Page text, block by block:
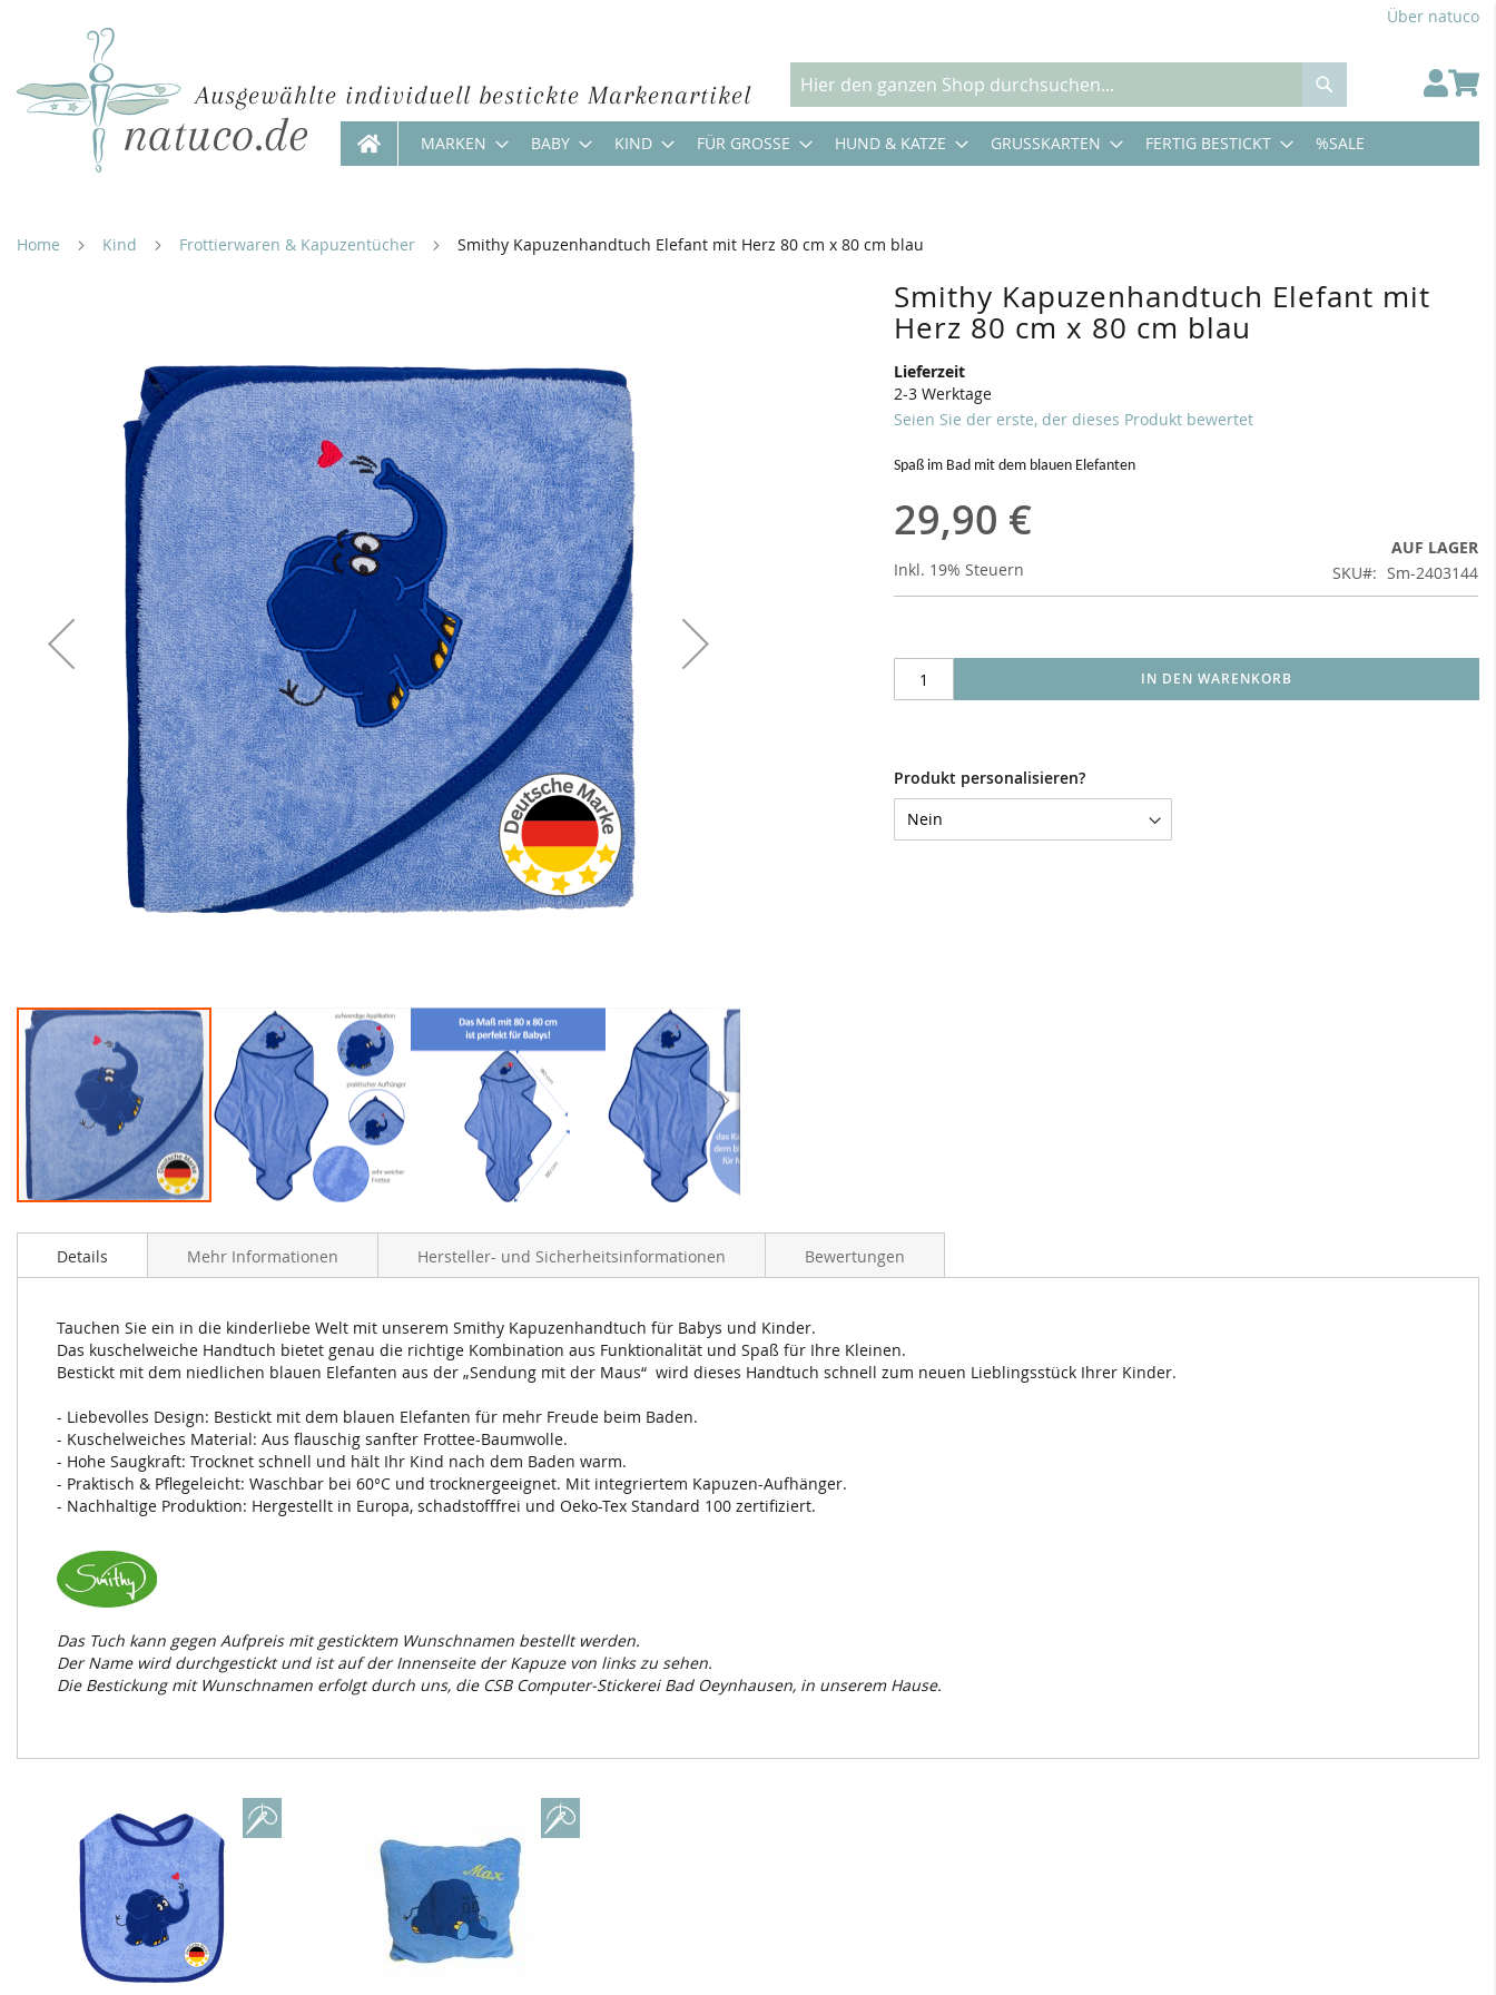
Über natuco
Ausgewählte individuell bestickte Markenartikel Suche
MARKEN BABY KIND FÜR GROSSE HUND & KATZE GRUSSKARTEN FERTIG BESTICKT %SALE
Inhalt
Home Kind Frottierwaren & Kapuzentücher Smithy Kapuzenhandtuch Elefant mit Herz 80 cm x 80 cm blau
Smithy Kapuzenhandtuch Elefant mit
Herz 80 cm x 80 cm blau
Lieferzeit
2-3 Werktage
Seien Sie der erste, der dieses Produkt bewertet
Spaß im Bad mit dem blauen Elefanten
29,90 €
Inkl. 19% Steuern
AUF LAGER
SKU
Sm-2403144
IN DEN WARENKORB
Produkt personalisieren?
Anfang
Bildergalerie
Details
Tauchen Sie ein in die kinderliebe Welt mit unserem Smithy Kapuzenhandtuch für Babys und Kinder.
Das kuschelweiche Handtuch bietet genau die richtige Kombination aus Funktionalität und Spaß für Ihre Kleinen.
Bestickt mit dem niedlichen blauen Elefanten aus der „Sendung mit der Maus“ wird dieses Handtuch schnell zum neuen Lieblingsstück Ihrer Kinder.
- Liebevolles Design: Bestickt mit dem blauen Elefanten für mehr Freude beim Baden.
- Kuschelweiches Material: Aus flauschig sanfter Frottee-Baumwolle.
- Hohe Saugkraft: Trocknet schnell und hält Ihr Kind nach dem Baden warm.
- Praktisch & Pflegeleicht: Waschbar bei 60°C und trocknergeeignet. Mit integriertem Kapuzen-Aufhänger.
- Nachhaltige Produktion: Hergestellt in Europa, schadstofffrei und Oeko-Tex Standard 100 zertifiziert.
Das Tuch kann gegen Aufpreis mit gesticktem Wunschnamen bestellt werden.
Der Name wird durchgestickt und ist auf der Innenseite der Kapuze von links zu sehen.
Die Bestickung mit Wunschnamen erfolgt durch uns, die CSB Computer-Stickerei Bad Oeynhausen, in unserem Hause.
Mehr Informationen Hersteller- und Sicherheitsinformationen Bewertungen